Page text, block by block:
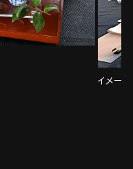
イメー